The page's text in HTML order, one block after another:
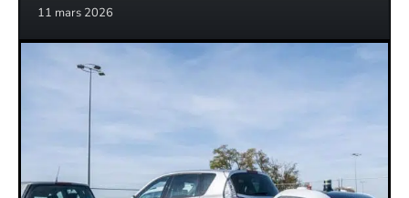
11 mars 2026